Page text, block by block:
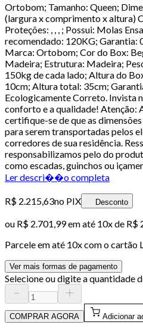
Ortobom; Tamanho: Queen;
(largura x comprimento x altura)
Proteções: , , , ; Possui: Molas
recomendado: 120KG; Garantia:
Marca: Ortobom; Cor do Box:
Madeira; Estrutura: Madeira;
150kg de cada lado; Altura do
10cm; Altura total: 35cm;
Ecologicamente Correto. Invista
conforto e a qualidade! Atenção:
certifique-se de que as
para serem transportadas pelos
corredores de sua residência.
responsabilizamos pelo do
como escadas, guinchos ou
Ler descri��o completa
R$ 2.215,63no PIX Desconto
ou R$ 2.701,99em até 10x de R$
Parcele em até 10x com o cartão
Ver mais formas de pagamento
Selecione ou digite a quantidade
COMPRAR AGORA Adicionar